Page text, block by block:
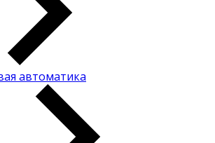
автоматика